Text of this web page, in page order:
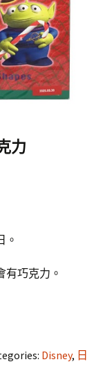
力
。
有巧克力。
Disney, 日